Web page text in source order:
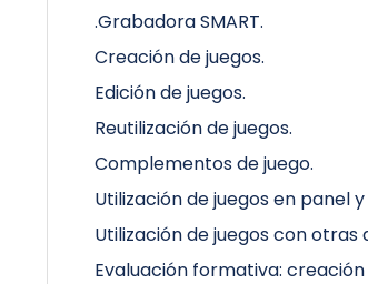
.Grabadora SMART.
Creación de juegos.
Edición de juegos.
Reutilización de juegos.
Complementos de juego.
Utilización de juegos en panel
Utilización de juegos con otras
Evaluación formativa: